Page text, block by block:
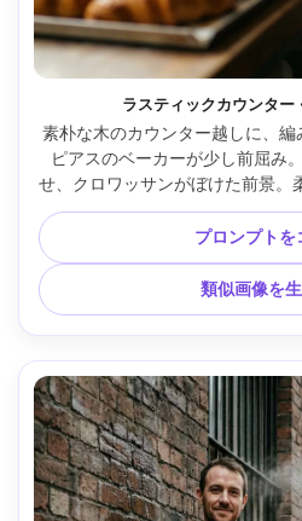
ラスティックカウンター
素朴な木のカウンター越しに、
ピアスのベーカーが少し前屈み
せ、クロワッサンがぼけた前景。
A7R V 50mm f/1.2、4:5自然光接
ィルム調グレイン、高ディテ
プロンプトを
類似画像を